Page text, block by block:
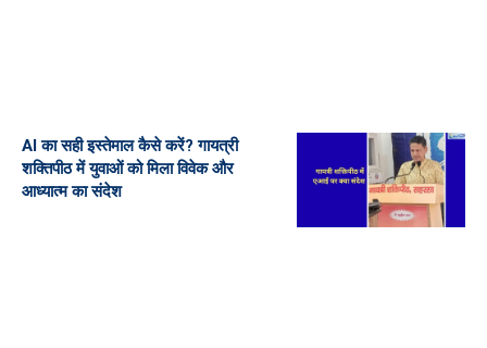
AI का सही इस्तेमाल कैसे करें? गायत्री
शक्तिपीठ में युवाओं को मिला विवेक और
आध्यात्म का संदेश